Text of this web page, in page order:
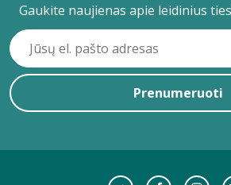
Gaukite naujienas apie leidinius
Prenumeruoti